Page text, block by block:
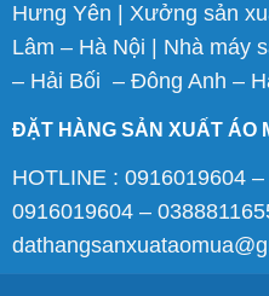
Hưng Yên | Xưởng sản
Lâm – Hà Nội | Nhà máy
– Hải Bối – Đông Anh –
ĐẶT HÀNG SẢN XUẤT ÁO
HOTLINE : 0916019604
0916019604 –